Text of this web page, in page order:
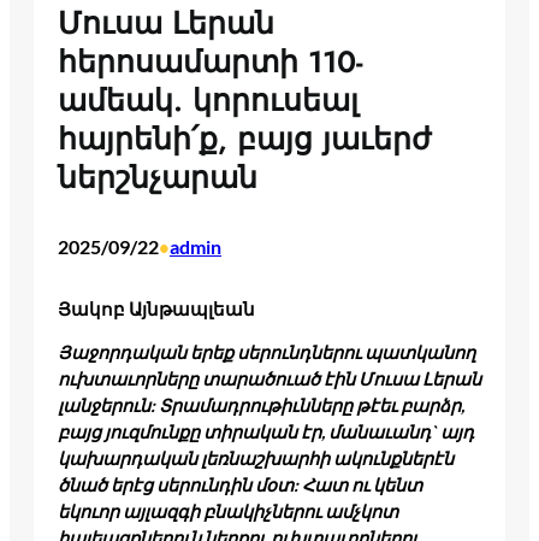
Մուսա Լերան
հերոսամարտի 110-
ամեակ. կորուսեալ
հայրենի՛ք, բայց յաւերժ
ներշնչարան
2025/09/22•admin
Յակոբ Այնթապլեան
Յաջորդական երեք սերունդներու պատկանող
ուխտաւորները տարածուած էին Մուսա Լերան
լանջերուն: Տրամադրութիւնները թէեւ բարձր,
բայց յուզմունքը տիրական էր, մանաւանդ` այդ
կախարդական լեռնաշխարհի ակունքներէն
ծնած երէց սերունդին մօտ: Հատ ու կենտ
եկուոր այլազգի բնակիչներու ամչկոտ